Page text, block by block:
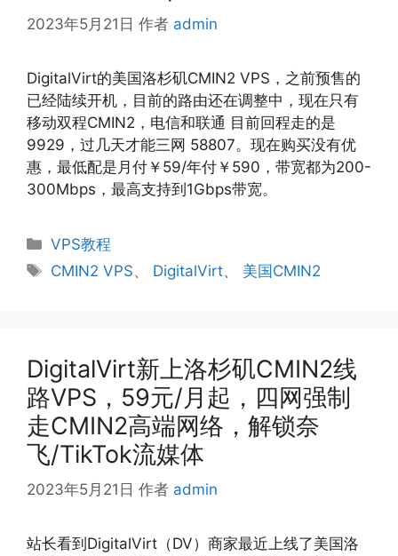
2023年5月21日 作者 admin
DigitalVirt的美国洛杉矶CMIN2 VPS，之前预售的
已经陆续开机，目前的路由还在调整中，现在只有
移动双程CMIN2，电信和联通 目前回程走的是
9929，过几天才能三网 58807。现在购买没有优
惠，最低配是月付￥59/年付￥590，带宽都为200-
300Mbps，最高支持到1Gbps带宽。
分
类
VPS教程
标
CMIN2 VPS、 DigitalVirt、 美国CMIN2
DigitalVirt新上洛杉矶CMIN2线
路VPS，59元/月起，四网强制
走CMIN2高端网络，解锁奈
飞/TikTok流媒体
2023年5月21日 作者 admin
站长看到DigitalVirt（DV）商家最近上线了美国洛